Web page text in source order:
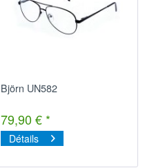
Björn UN582
79,90 € *
Détails